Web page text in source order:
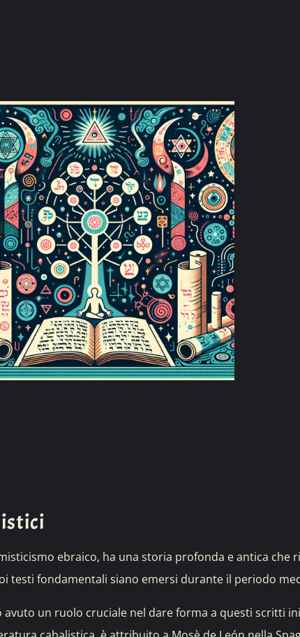
ebraico, ha una storia profonda e antica che
testi fondamentali siano emersi durante il periodo
avuto un ruolo cruciale nel dare forma a questi scritti